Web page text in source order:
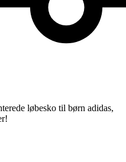
løbesko til børn adidas,